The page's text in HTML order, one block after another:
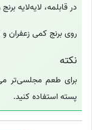
در قابلمه، لایه‌لایه
روی برنج کمی زعفران
نکته
برای طعم مجلسی‌تر
پسته استفاده کنید.